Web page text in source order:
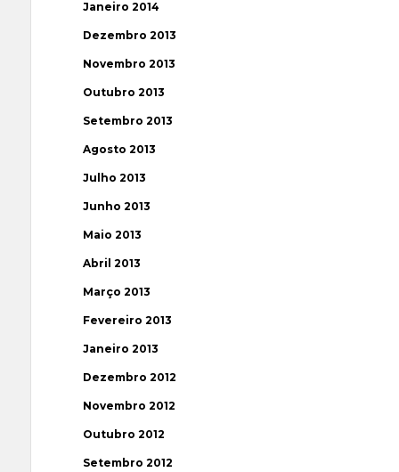
Janeiro 2014
Dezembro 2013
Novembro 2013
Outubro 2013
Setembro 2013
Agosto 2013
Julho 2013
Junho 2013
Maio 2013
Abril 2013
Março 2013
Fevereiro 2013
Janeiro 2013
Dezembro 2012
Novembro 2012
Outubro 2012
Setembro 2012